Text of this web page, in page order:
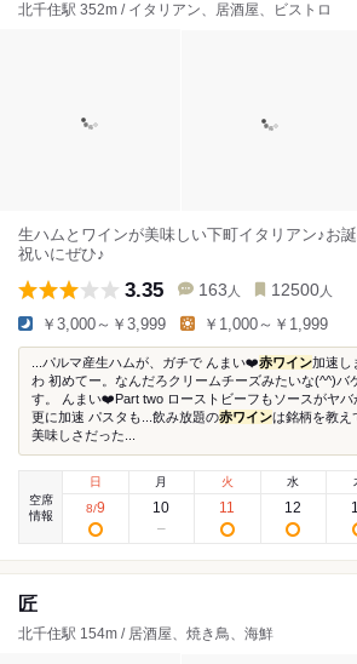
北千住駅 352m / イタリアン、居酒屋、ビストロ
生ハムとワインが美味しい下町イタリアン♪お
祝いにぜひ♪
3.35 163 人 12500 人
￥3,000～￥3,999 ￥1,000～￥1,999
...パルマ産生ハムが、ガチで んまい❤️赤ワイン加速し
わ 初めてー。なんだろクリームチーズみたいな(^^)バ
す。 んまい❤️Part two ローストビーフもソースがヤバ
更に加速 パスタも...飲み放題の赤ワインは銘柄を教え
美味しさだった...
空席
情報
日
8/9
月
10
火
11
水
12
匠
北千住駅 154m / 居酒屋、焼き鳥、海鮮